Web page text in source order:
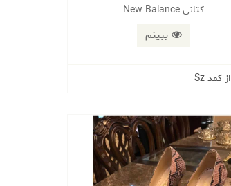
کتانی New Balance
ببینم
از کمد Sz